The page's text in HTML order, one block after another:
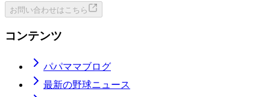
お問い合わせはこちら
コンテンツ
パパママブログ
最新の野球ニュース